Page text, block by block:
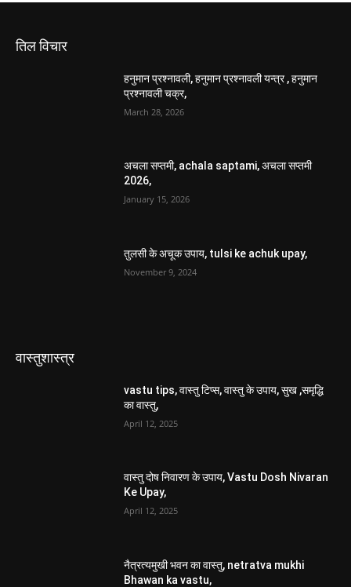
तिल विचार
हनुमान प्रश्नावली, हनुमान प्रश्नावली यन्त्र , हनुमान
प्रश्नावली चक्र,
March 28, 2026
अचला सप्तमी, achala saptami, अचला सप्तमी
2026,
January 15, 2026
तुलसी के अचूक उपाय, tulsi ke achuk upay,
November 9, 2024
वास्तुशास्त्र
vastu tips, वास्तु टिप्स, वास्तु के उपाय, सुख ,समृद्धि
का वास्तु,
April 12, 2025
वास्तु दोष निवारण के उपाय, Vastu Dosh Nivaran
Ke Upay,
April 12, 2025
नैत्रत्यमुखी भवन का वास्तु, netratva mukhi
Bhawan ka vastu,